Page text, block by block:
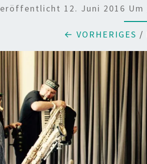
12. Juni 2016 Um
← VORHERIGES /